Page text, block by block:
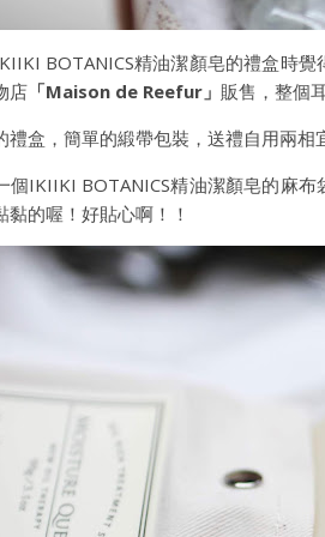
BOTANICS精油潔顏皂的禮盒時
店 「Maison de Reefur」 販售，整個
禮盒，簡單的緞帶包裝，送禮自用兩相
個IKIIKI BOTANICS精油潔顏皂的麻
黏的喔！好貼心啊！！